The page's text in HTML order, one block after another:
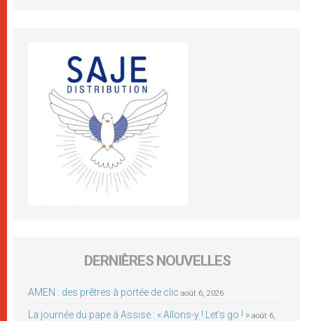
DERNIÈRES NOUVELLES
AMEN : des prêtres à portée de clic août 6, 2026
La journée du pape à Assise : « Allons-y ! Let’s go ! » août 6,